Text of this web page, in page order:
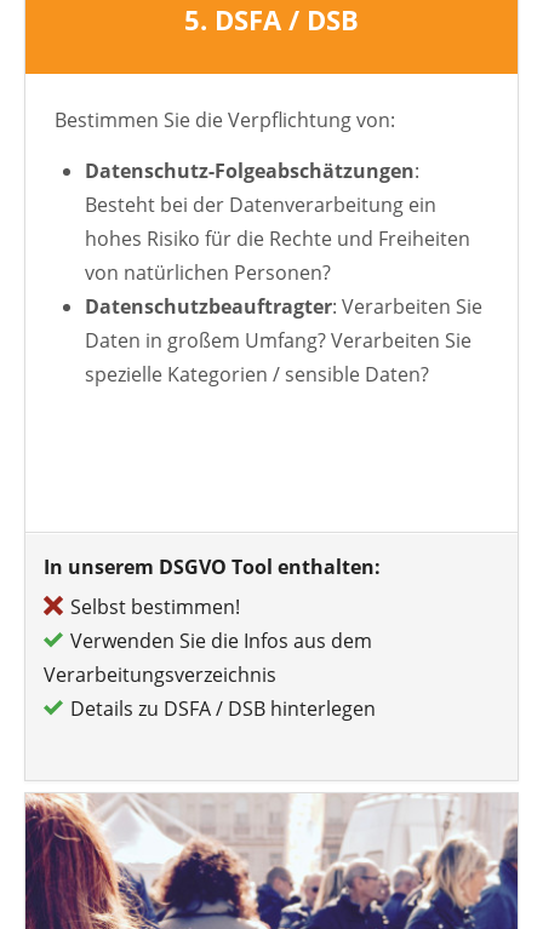
5. DSFA / DSB
Bestimmen Sie die Verpflichtung von:
Datenschutz-Folgeabschätzungen:
Besteht bei der Datenverarbeitung ein
hohes Risiko für die Rechte und Freiheiten
von natürlichen Personen?
Datenschutzbeauftragter: Verarbeiten Sie
Daten in großem Umfang? Verarbeiten Sie
spezielle Kategorien / sensible Daten?
In unserem DSGVO Tool enthalten:
Selbst bestimmen!
Verwenden Sie die Infos aus dem
Verarbeitungsverzeichnis
Details zu DSFA / DSB hinterlegen